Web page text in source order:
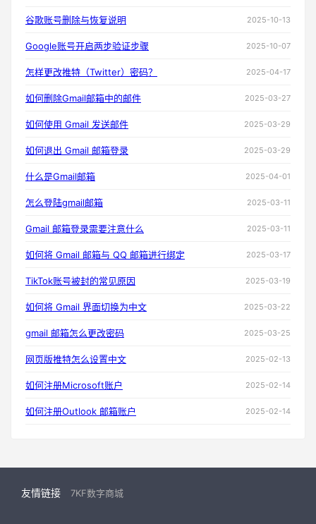
谷歌账号删除与恢复说明 2025-10-13
Google账号开启两步验证步骤 2025-10-07
怎样更改推特（Twitter）密码？ 2025-04-17
如何删除Gmail邮箱中的邮件 2025-03-27
如何使用 Gmail 发送邮件 2025-03-29
如何退出 Gmail 邮箱登录 2025-03-29
什么是Gmail邮箱 2025-04-01
怎么登陆gmail邮箱 2025-03-11
Gmail 邮箱登录需要注意什么 2025-03-11
如何将 Gmail 邮箱与 QQ 邮箱进行绑定 2025-03-17
TikTok账号被封的常见原因 2025-03-19
如何将 Gmail 界面切换为中文 2025-03-22
gmail 邮箱怎么更改密码 2025-03-25
网页版推特怎么设置中文 2025-02-13
如何注册Microsoft账户 2025-02-14
如何注册Outlook 邮箱账户 2025-02-14
友情链接 7KF数字商城